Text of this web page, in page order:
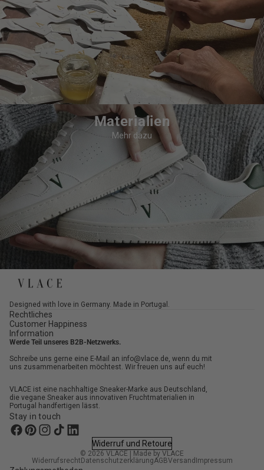
Materialien
Mehr dazu
Designed with love in Germany. Made in Portugal.
Rechtliches
Customer Happiness
Information
Werde Teil unseres B2B-Netzwerks.
Schreibe uns gerne eine E-Mail an info@vlace.de, wenn du mit
uns zusammenarbeiten möchtest. Wir freuen uns auf euch!
VLACE ist eine nachhaltige Sneaker-Marke aus Deutschland,
die vegane Sneaker aus innovativen Fruchtmaterialien in
Portugal handfertigen lässt.
Stay in touch
Widerruf und Retoure
© 2026 VLACE | Made by VLACE
WiderrufsrechtDatenschutzerklärungAGBVersand Impressum